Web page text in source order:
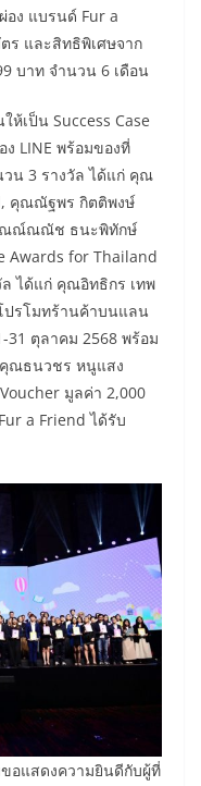
อง แบรนด์ Fur a
ร และสิทธิพิเศษจาก
บาท จำนวน 6 เดือน
ห้เป็น Success Case
LINE พร้อมของที่
น 3 รางวัล ได้แก่ คุณ
คุณณัฐพร กิตติพงษ์
ณณ์ณณัช ธนะพิทักษ์
Awards for Thailand
ได้แก่ คุณอิทธิกร เทพ
ปรโมทร้านค้าบนแลน
31 ตุลาคม 2568 พร้อม
คุณธนวชร หนูแสง
มูลค่า 2,000
a Friend ได้รับ
อแสดงความยินดีกับผู้ที่